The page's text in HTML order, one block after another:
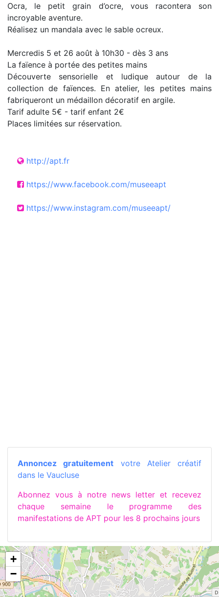
Ocra, le petit grain d’ocre, vous racontera son
incroyable aventure.
Réalisez un mandala avec le sable ocreux.
Mercredis 5 et 26 août à 10h30 - dès 3 ans
La faïence à portée des petites mains
Découverte sensorielle et ludique autour de la
collection de faïences. En atelier, les petites mains
fabriqueront un médaillon décoratif en argile.
Tarif adulte 5€ - tarif enfant 2€
Places limitées sur réservation.
http://apt.fr
https://www.facebook.com/museeapt
https://www.instagram.com/museeapt/
Annoncez gratuitement votre Atelier créatif
dans le Vaucluse
Abonnez vous à notre news letter et recevez
chaque semaine le programme des
manifestations de APT pour les 8 prochains jours
+
−